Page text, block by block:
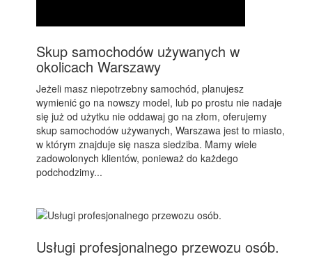
Skup samochodów używanych w
okolicach Warszawy
Jeżeli masz niepotrzebny samochód, planujesz
wymienić go na nowszy model, lub po prostu nie nadaje
się już od użytku nie oddawaj go na złom, oferujemy
skup samochodów używanych, Warszawa jest to miasto,
w którym znajduje się nasza siedziba. Mamy wiele
zadowolonych klientów, ponieważ do każdego
podchodzimy...
Usługi profesjonalnego przewozu osób.